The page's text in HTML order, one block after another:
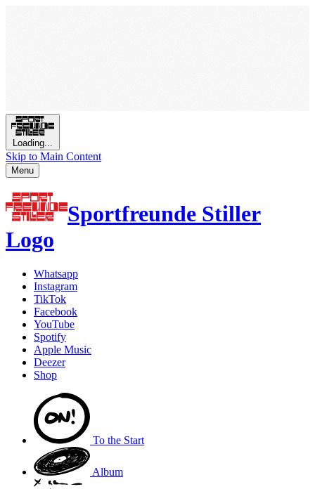
Loading...
Skip to Main Content
Menu
Sportfreunde Stiller
Logo
Whatsapp
Instagram
TikTok
Facebook
YouTube
Spotify
Apple Music
Deezer
Shop
To the Start
Album